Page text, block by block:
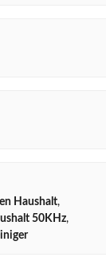
Haushalt,
50KHz,